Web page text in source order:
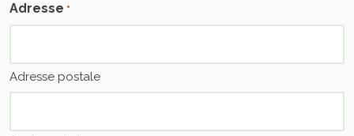
Adresse *
Adresse postale